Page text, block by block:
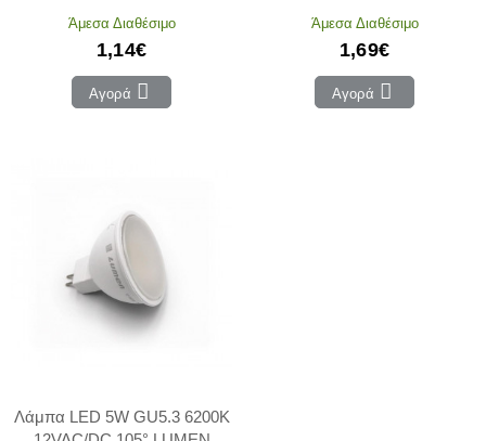
Άμεσα Διαθέσιμο
1,14€
Αγορά
Άμεσα Διαθέσιμο
1,69€
Αγορά
Λάμπα LED 5W GU5.3 6200Κ